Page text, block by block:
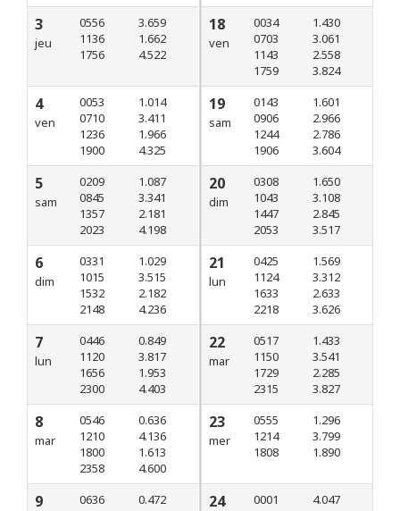
3
jeu
0556
1136
1756
3.659
1.662
4.522
4
ven
0053
0710
1236
1900
1.014
3.411
1.966
4.325
5
sam
0209
0845
1357
2023
1.087
3.341
2.181
4.198
6
dim
0331
1015
1532
2148
1.029
3.515
2.182
4.236
7
lun
0446
1120
1656
2300
0.849
3.817
1.953
4.403
8
mar
0546
1210
1800
2358
0.636
4.136
1.613
4.600
9
0636
0.472
18
ven
0034
0703
1143
1759
1.430
3.061
2.558
3.824
19
sam
0143
0906
1244
1906
1.601
2.966
2.786
3.604
20
dim
0308
1043
1447
2053
1.650
3.108
2.845
3.517
21
lun
0425
1124
1633
2218
1.569
3.312
2.633
3.626
22
mar
0517
1150
1729
2315
1.433
3.541
2.285
3.827
23
mer
0555
1214
1808
1.296
3.799
1.890
24
0001
4.047